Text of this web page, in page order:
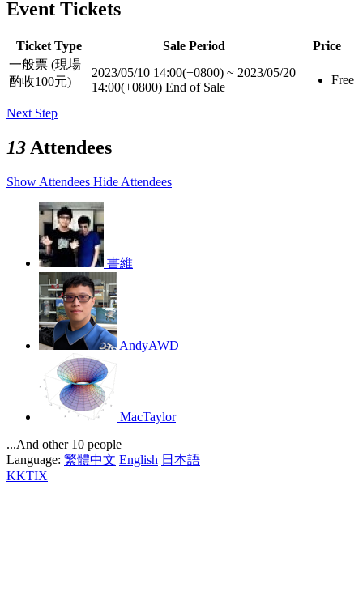
Event Tickets
Ticket Type Sale Period
Price
一般票 (現場
酌收100元)
2023/05/10 14:00(+0800) ~ 2023/05/20
14:00(+0800) End of Sale
Free
Next Step
13 Attendees
Show Attendees Hide Attendees
書維
AndyAWD
MacTaylor
...And other 10 people
Language: 繁體中文 English 日本語
KKTIX